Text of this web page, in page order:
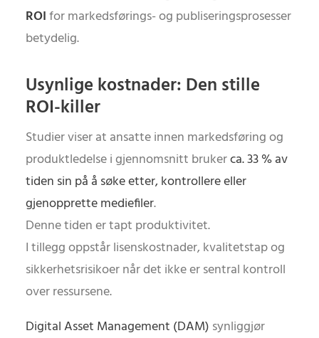
ROIfor markedsførings- og publiseringsprosesser
betydelig.
Usynlige kostnader: Den stille
ROI-killer
Studier viser at ansatte innen markedsføring og
produktledelse i gjennomsnitt brukerca. 33 % av
tiden sin på å søke etter, kontrollere eller
gjenopprette mediefiler.
Denne tiden er tapt produktivitet.
I tillegg oppstår lisenskostnader, kvalitetstap og
sikkerhetsrisikoer når det ikke er sentral kontroll
over ressursene.
Digital Asset Management (DAM) synliggjør